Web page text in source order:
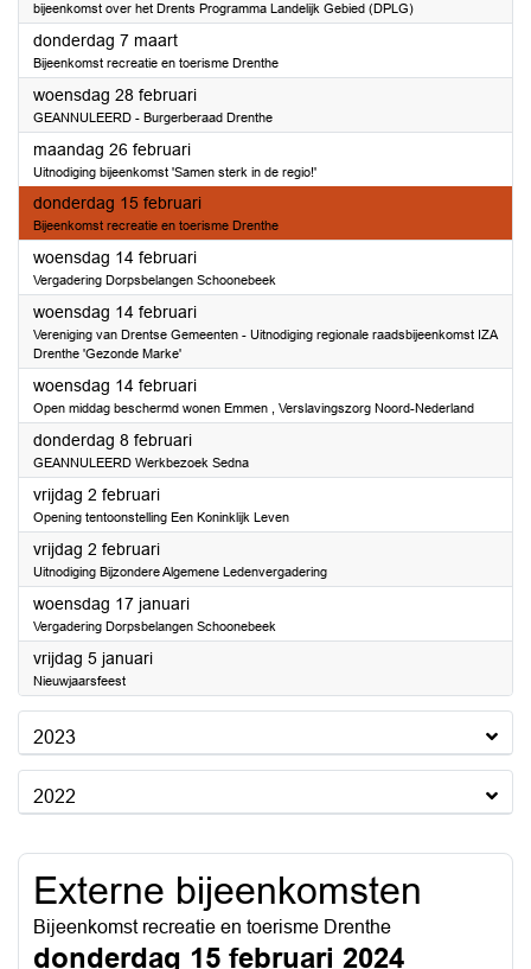
bijeenkomst over het Drents Programma Landelijk Gebied (DPLG)
donderdag 7 maart2024
Bijeenkomst recreatie en toerisme Drenthe
woensdag 28 februari2024
GEANNULEERD - Burgerberaad Drenthe
maandag 26 februari2024
Uitnodiging bijeenkomst 'Samen sterk in de regio!'
donderdag 15 februari2024
Bijeenkomst recreatie en toerisme Drenthe
woensdag 14 februari2024
Vergadering Dorpsbelangen Schoonebeek
woensdag 14 februari2024
Vereniging van Drentse Gemeenten - Uitnodiging regionale raadsbijeenkomst IZA
Drenthe 'Gezonde Marke'
woensdag 14 februari2024
Open middag beschermd wonen Emmen , Verslavingszorg Noord-Nederland
donderdag 8 februari2024
GEANNULEERD Werkbezoek Sedna
vrijdag 2 februari2024
Opening tentoonstelling Een Koninklijk Leven
vrijdag 2 februari2024
Uitnodiging Bijzondere Algemene Ledenvergadering
woensdag 17 januari2024
Vergadering Dorpsbelangen Schoonebeek
vrijdag 5 januari2024
Nieuwjaarsfeest
2023
2022
Externe bijeenkomsten
Bijeenkomst recreatie en toerisme Drenthe
donderdag 15 februari 2024